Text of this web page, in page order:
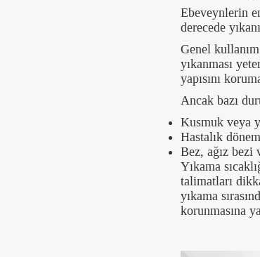
Ebeveynlerin
derecede
Genel
yıkanması
yapısını
Ancak bazı
Kusmuk veya
Hastalık
Bez, ağız bezi
Yıkama
talimatları
yıkama
korunmasına